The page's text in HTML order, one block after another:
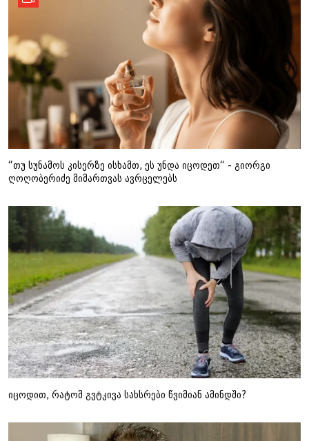
“თუ სუნამოს კისერზე ისხამთ, ეს უნდა იცოდეთ“ - გიორგი
ღოღობერიძე მიმართვას ავრცელებს
იცოდით, რატომ გვტკივა სახსრები წვიმიან ამინდში?